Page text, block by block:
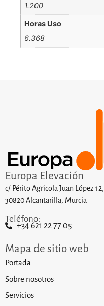
1.200
Horas Uso
6.368
Europa Elevación
c/ Périto Agrícola Juan López 12,
30820 Alcantarilla, Murcia
Teléfono:
+34 621 22 77 05
Mapa de sitio web
Portada
Sobre nosotros
Servicios